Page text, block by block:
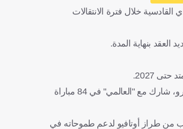
خلال فترة الانتقالات
بنهاية المدة.
2027.
اللاعب البرتغالي، الذي انضم إلى النصر قادمًا من بورتو البرتغالي في صيف 2023 بصفقة قيمتها 60 مليون يورو، شارك مع "العالمي" في 84 مباراة
من طراز أوتافيو لدعم طموحاته في